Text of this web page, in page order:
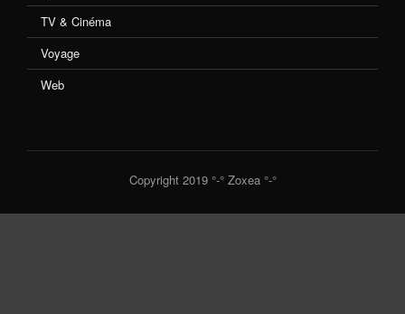
TV & Cinéma
Voyage
Web
Copyright 2019 °-° Zoxea °-°